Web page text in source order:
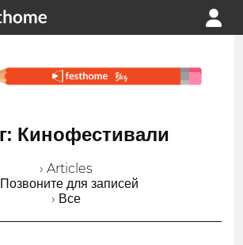
Кинофестивали
› Articles
Позвоните для записей
› Все